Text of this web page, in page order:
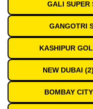
GALI SUPER
GANGOTRI
KASHIPUR
NEW DUBAI
BOMBAY